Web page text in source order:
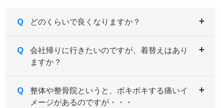
Q どのくらいで良くなりますか？
A
症状により異なりますが、痛みや違和感などがあ
るようでしたら続けてご来院していただき、経過
症状の原因である根本を改善していくためには、
約1～３ヶ月を目安とお考えください。
Q
会社帰りに行きたいのですが、着替えはあり
ますか？
A
男性用・女性用と共にご用意しております。サイ
ズも選べますのでお気軽にお申し付けください。
Q
整体や整骨院というと、ボキボキする痛いイ
メージがあるのですが・・・